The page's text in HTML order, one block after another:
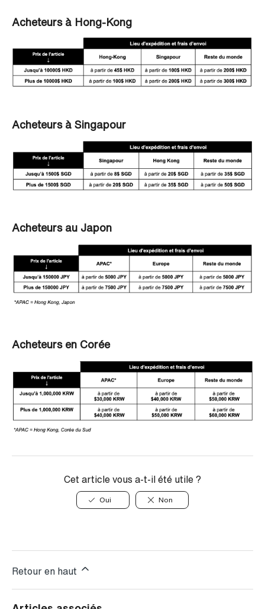
Acheteurs à Hong-Kong
Acheteurs à Singapour
Acheteurs au Japon
Acheteurs en Corée
Cet article vous a-t-il été utile ?
Oui Non
Retour en haut